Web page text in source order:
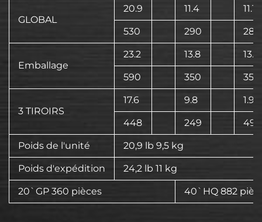
GLOBAL
20.9 11.4 11.1
530 290 281
Emballage
23.2 13.8 13.8
590 350 350
3 TIROIRS
17.6 9.8 1.9
448 249 49
Poids de l'unité 20,9 lb 9,5 kg
Poids d'expédition 24,2 lb 11 kg
20`GP 360 pièces 40`HQ 882